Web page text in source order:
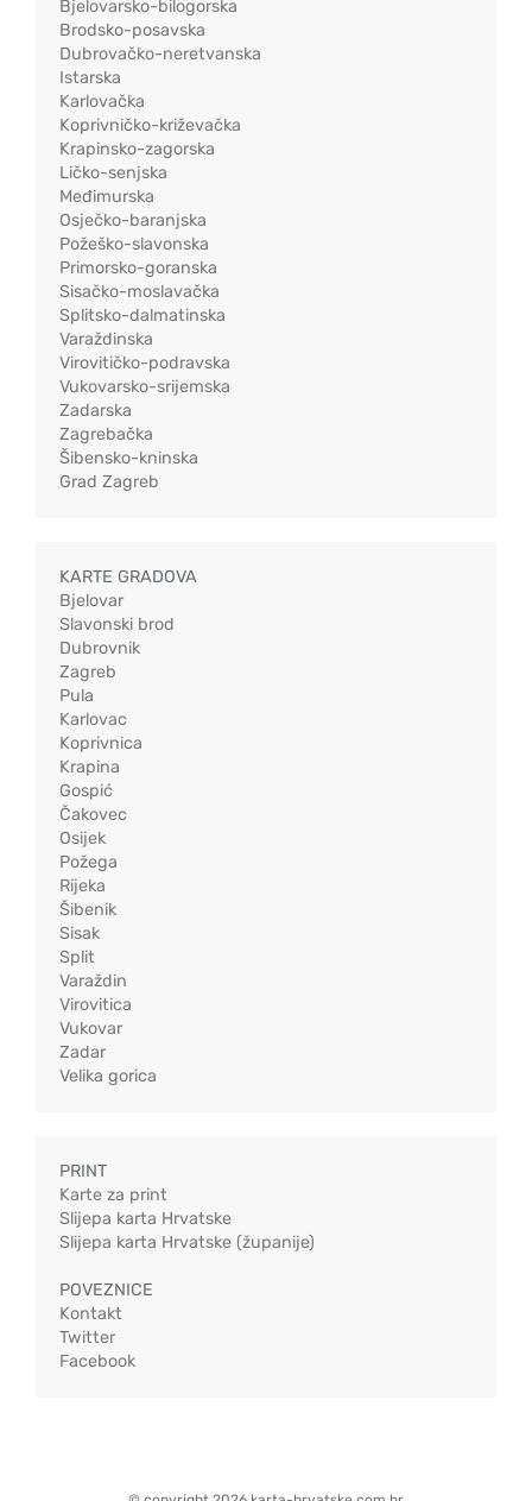
Bjelovarsko-bilogorska
Brodsko-posavska
Dubrovačko-neretvanska
Istarska
Karlovačka
Koprivničko-križevačka
Krapinsko-zagorska
Ličko-senjska
Međimurska
Osječko-baranjska
Požeško-slavonska
Primorsko-goranska
Sisačko-moslavačka
Splitsko-dalmatinska
Varaždinska
Virovitičko-podravska
Vukovarsko-srijemska
Zadarska
Zagrebačka
Šibensko-kninska
Grad Zagreb
KARTE GRADOVA
Bjelovar
Slavonski brod
Dubrovnik
Zagreb
Pula
Karlovac
Koprivnica
Krapina
Gospić
Čakovec
Osijek
Požega
Rijeka
Šibenik
Sisak
Split
Varaždin
Virovitica
Vukovar
Zadar
Velika gorica
PRINT
Karte za print
Slijepa karta Hrvatske
Slijepa karta Hrvatske (županije)
POVEZNICE
Kontakt
Twitter
Facebook